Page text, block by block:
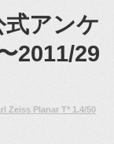
アンケ
2011/29
Zeiss Planar T* 1.4/50